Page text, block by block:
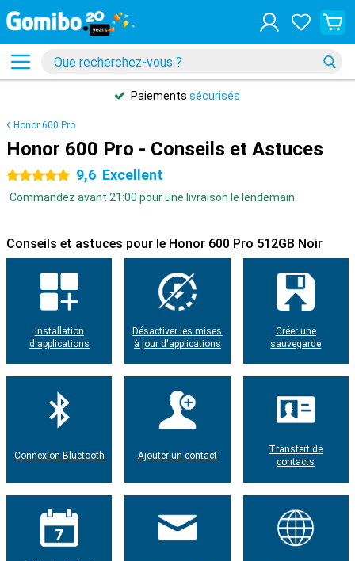
Paiements sécurisés
Honor 600 Pro
Honor 600 Pro - Conseils et Astuces
5 étoiles 9,6 Excellent
Commandez avant 21:00 pour une livraison le lendemain
Conseils et astuces pour le Honor 600 Pro 512GB Noir
Installation
d'applications
Désactiver les mises
à jour d'applications
Créer une
sauvegarde
Connexion Bluetooth Ajouter un contact
Transfert de
contacts